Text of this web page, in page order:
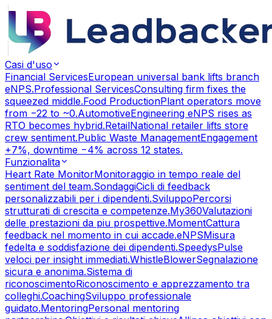
Casi d'uso
Financial ServicesEuropean universal bank lifts branch
eNPS.Professional ServicesConsulting firm fixes the
squeezed middle.Food ProductionPlant operators move
from −22 to ~0.AutomotiveEngineering eNPS rises as
RTO becomes hybrid.RetailNational retailer lifts store
crew sentiment.Public Waste ManagementEngagement
+7%, downtime −4% across 12 states.
Funzionalita
Heart Rate MonitorMonitoraggio in tempo reale del
sentiment del team.SondaggiCicli di feedback
personalizzabili per i dipendenti.SviluppoPercorsi
strutturati di crescita e competenze.My360Valutazioni
delle prestazioni da piu prospettive.MomentCattura
feedback nel momento in cui accade.eNPSMisura
fedelta e soddisfazione dei dipendenti.SpeedysPulse
veloci per insight immediati.WhistleBlowerSegnalazione
sicura e anonima.Sistema di
riconoscimentoRiconoscimento e apprezzamento tra
colleghi.CoachingSviluppo professionale
guidato.MentoringPersonal mentoring